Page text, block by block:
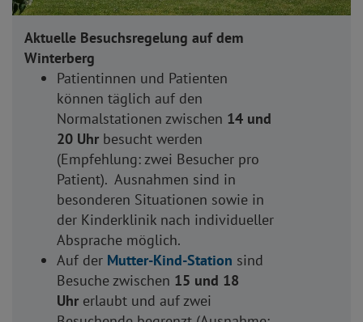
Aktuelle Besuchsregelung auf dem
Winterberg
Patientinnen und Patienten
können täglich auf den
Normalstationen zwischen 14 und
20 Uhr besucht werden
(Empfehlung: zwei Besucher pro
Patient). Ausnahmen sind in
besonderen Situationen sowie in
der Kinderklinik nach individueller
Absprache möglich.
Auf der Mutter-Kind-Station sind
Besuche zwischen 15 und 18
Uhr erlaubt und auf zwei